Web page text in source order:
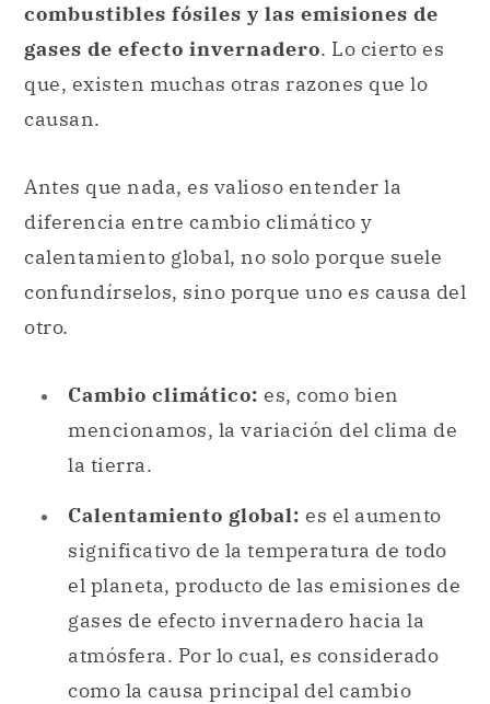
combustibles fósiles y las emisiones de
gases de efecto invernadero. Lo cierto es
que, existen muchas otras razones que lo
causan.
Antes que nada, es valioso entender la
diferencia entre cambio climático y
calentamiento global, no solo porque suele
confundírselos, sino porque uno es causa del
otro.
Cambio climático: es, como bien
mencionamos, la variación del clima de
la tierra.
Calentamiento global: es el aumento
significativo de la temperatura de todo
el planeta, producto de las emisiones de
gases de efecto invernadero hacia la
atmósfera. Por lo cual, es considerado
como la causa principal del cambio